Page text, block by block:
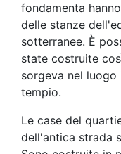
fondamenta
delle stanze
sotterranee. È
state costruite
sorgeva nel
tempio.
Le case del
dell'antica strada